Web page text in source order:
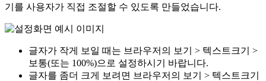
기를 사용자가 직접 조절할 수 있도록 만들었습니다.
글자가 작게 보일 때는 브라우저의 보기 > 텍스트크기 >
보통(또는 100%)으로 설정하시기 바랍니다.
글자를 좀더 크게 보려면 브라우저의 보기 > 텍스트크기